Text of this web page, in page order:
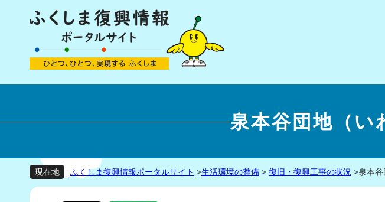
泉本谷団地（い
現在地 ふくしま復興情報ポータルサイト >生活環境の整備 > 復旧・復興工事の状況 >泉本